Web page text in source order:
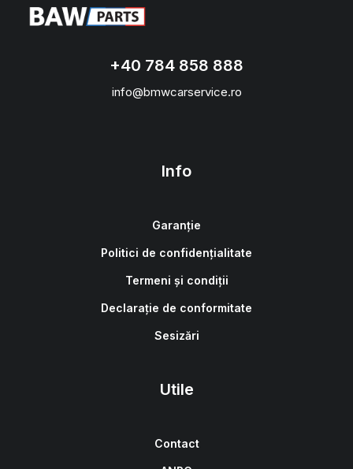
+40 784 858 888
info@bmwcarservice.ro
Info
Garanție
Politici de confidențialitate
Termeni și condiții
Declarație de conformitate
Sesizări
Utile
Contact